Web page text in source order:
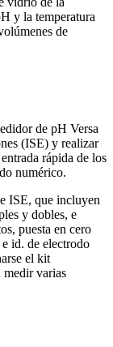
y la temperatura
de
de pH Versa
(ISE) y realizar
rápida de los
numérico.
ISE, que incluyen
y dobles, e
puesta en cero
id. de electrodo
el kit
varias